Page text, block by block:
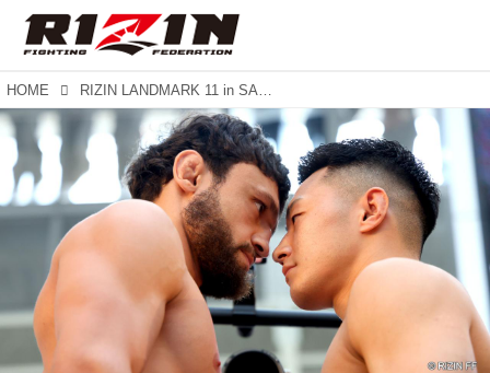
HOME RIZIN LANDMARK 11 in SAPPORO 計量結果のお知らせ